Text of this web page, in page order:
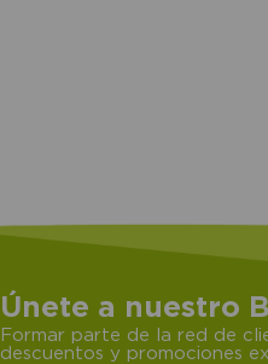
Únete a nuestro
Formar parte de la red de
descuentos y promociones